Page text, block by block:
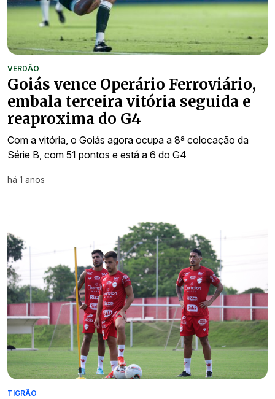
VERDÃO
Goiás vence Operário Ferroviário,
embala terceira vitória seguida e
reaproxima do G4
Com a vitória, o Goiás agora ocupa a 8ª colocação da
Série B, com 51 pontos e está a 6 do G4
há 1 anos
TIGRÃO